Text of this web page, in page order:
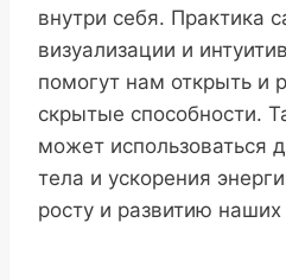
внутри себя. Практика
визуализации и
помогут нам открыть и
скрытые способности.
может использоваться
тела и ускорения
росту и развитию